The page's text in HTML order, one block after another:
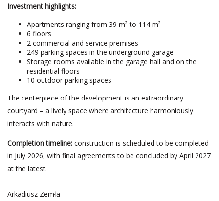
Investment highlights:
Apartments ranging from 39 m² to 114 m²
6 floors
2 commercial and service premises
249 parking spaces in the underground garage
Storage rooms available in the garage hall and on the
residential floors
10 outdoor parking spaces
The centerpiece of the development is an extraordinary
courtyard – a lively space where architecture harmoniously
interacts with nature.
Completion timeline: construction is scheduled to be completed
in July 2026, with final agreements to be concluded by April 2027
at the latest.
Arkadiusz Zemła